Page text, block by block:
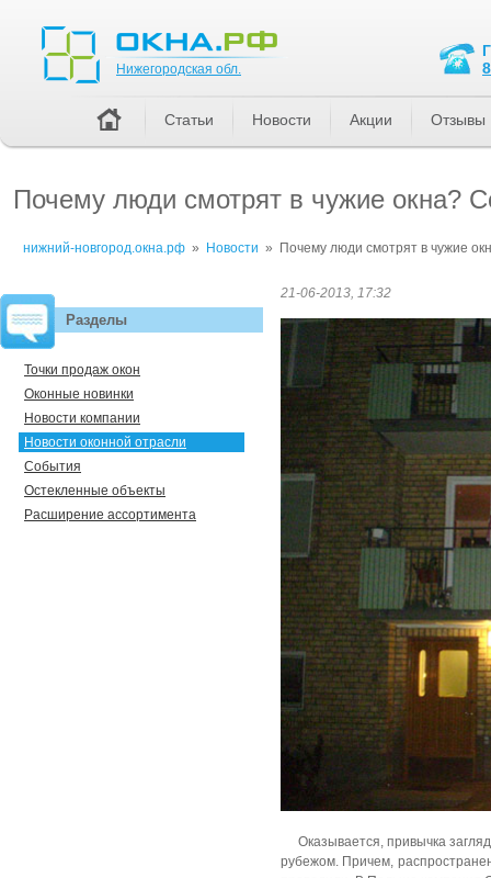
Почему люди смотрят в чужие окна?
нижний-новгород.окна.рф » Новости » Почему люди смотрят в чужие
21-06-2013, 17:32
Оказывается, привычка
рубежом. Причем,
Разделы
Точки продаж окон
Оконные новинки
Новости компании
Новости оконной отрасли
События
Остекленные объекты
Расширение ассортимента
Нижегородская обл.
Статьи Новости Акции Отзывы